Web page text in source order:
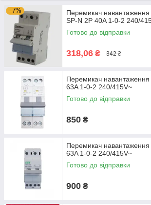
–7%
Перемикач навантаження
SP-N 2P 40A 1-0-2 240/
Готово до відправки
318,06 ₴ 342 ₴
Перемикач навантаження
63A 1-0-2 240/415V~
Готово до відправки
850 ₴
Перемикач навантаження
63A 1-0-2 240/415V~
Готово до відправки
900 ₴